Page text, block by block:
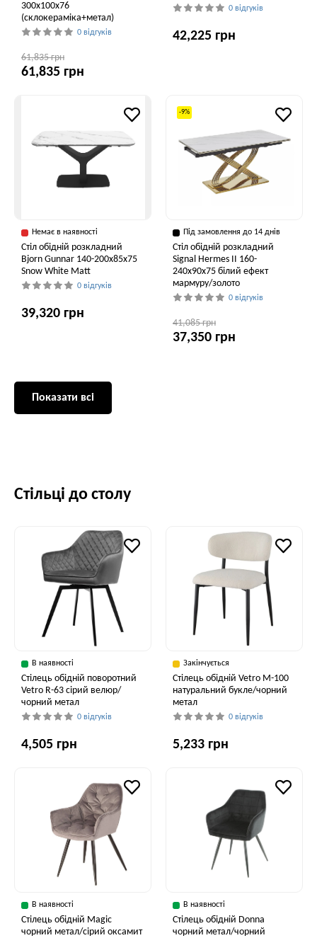
300x100x76
(склокераміка+метал)
0 відгуків
61,835 грн
61,835 грн
0 відгуків
42,225 грн
Немає в наявності
Стіл обідній розкладний
Bjorn Gunnar 140-200х85х75
Snow White Matt
0 відгуків
39,320 грн
-9%
Під замовлення до 14 днів
Стіл обідній розкладний
Signal Hermes II 160-
240x90x75 білий ефект
мармуру/золото
0 відгуків
41,085 грн
37,350 грн
Показати всі
Стільці до столу
В наявності
Стілець обідній поворотний
Vetro R-63 сірий велюр/
чорний метал
0 відгуків
4,505 грн
Закінчується
Стілець обідній Vetro M-100
натуральний букле/чорний
метал
0 відгуків
5,233 грн
В наявності
Стілець обідній Magic
чорний метал/сірий оксамит
В наявності
Стілець обідній Donna
чорний метал/чорний